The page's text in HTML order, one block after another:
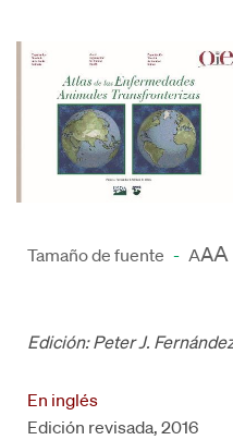
Tamaño de fuente - AAA
Edición: Peter J.
En inglés
Edición revisada, 2016